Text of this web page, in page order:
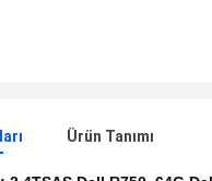
Ürün Tanımı